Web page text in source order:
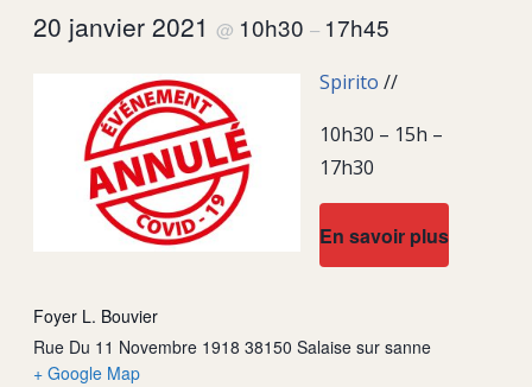
20 janvier 2021 @ 10h30 – 17h45
Spirito //
10h30 – 15h –
17h30
En savoir plus
Foyer L. Bouvier
Rue Du 11 Novembre 1918 38150 Salaise sur sanne
+ Google Map